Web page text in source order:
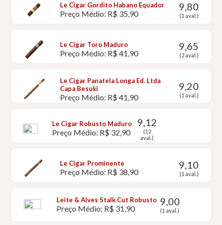
Le Cigar Gordito Habano Equador
Preço Médio: R$ 35,90
9,80
(1 aval.)
Le Cigar Toro Maduro
Preço Médio: R$ 41,90
9,65
(2 aval.)
Le Cigar Panatela Longa Ed. Ltda
Capa Besuki
Preço Médio: R$ 41,90
9,20
(1 aval.)
Le Cigar Robusto Maduro
Preço Médio: R$ 32,90
9,12
(12
aval.)
Le Cigar Prominente
Preço Médio: R$ 38,90
9,10
(1 aval.)
Leite & Alves Stalk Cut Robusto
Preço Médio: R$ 31,90
9,00
(1 aval.)